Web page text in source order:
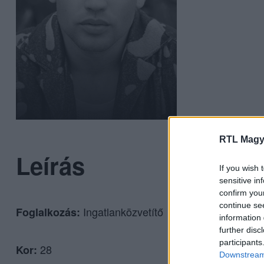
RTL
If you wish
sensitive
confirm
continue
information
further
Leírás
Foglalkozás: Ingatlanközvetítő
Kor: 28